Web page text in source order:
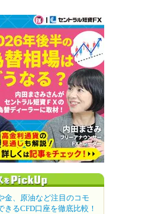
金、原油など注目のコモ
きるCFD口座を徹底比較！